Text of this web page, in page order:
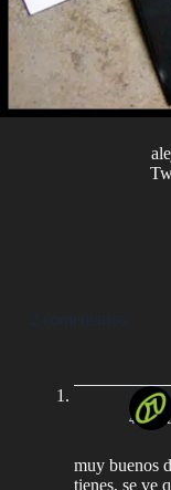
2 comentarios
4
muy buenos
tienes, se ve